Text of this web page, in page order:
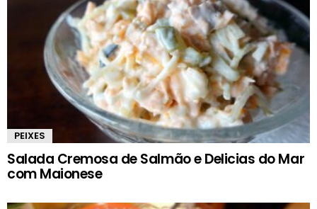
PEIXES
Salada Cremosa de Salmão e Delicias do Mar
com Maionese